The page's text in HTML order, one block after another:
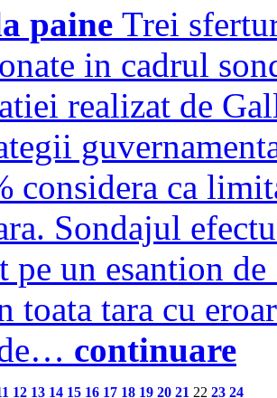
paine Trei
in cadrul
realizat de
considera ca
Sondajul
pe un esantion
toata tara cu
continuare
12 13 14 15 16 17 18 19 20 21 22 23 24